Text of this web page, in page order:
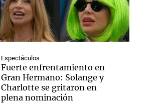
Espectáculos
Fuerte enfrentamiento en
Gran Hermano: Solange y
Charlotte se gritaron en
plena nominación
Notas